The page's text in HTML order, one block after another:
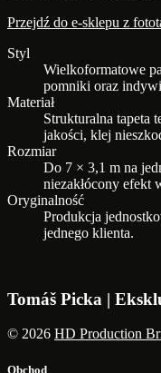
Przejdź do e-sklepu z
Styl
Wielkoformatowe
pomniki oraz
Materiał
Strukturalna tapeta
jakości, klej
Rozmiar
Do 7 × 3,1 m na
niezakłócony efekt
Oryginalność
Produkcja
jednego klienta.
Tomáš Picka |
© 2026 HD Production
Obchod